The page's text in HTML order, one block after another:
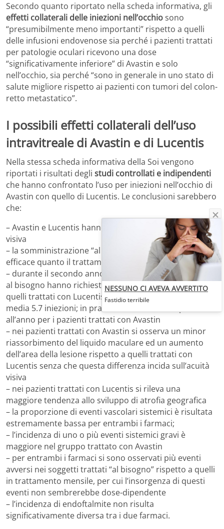
Secondo quanto riportato nella scheda informativa, gli
effetti collaterali delle iniezioni nell’occhiosono
“presumibilmente meno importanti” rispetto a quelli
delle infusioni endovenose sia perché i pazienti trattati
per patologie oculari ricevono una dose
“significativamente inferiore” di Avastin e solo
nell’occhio, sia perché “sono in generale in uno stato di
salute migliore rispetto ai pazienti con tumori del colon-
retto metastatico”.
I possibili effetti collaterali dell’uso
intravitreale di Avastin e di Lucentis
Nella stessa scheda informativa della Soi vengono
riportati i risultati degli studi controllati e indipendenti
che hanno confrontato l’uso per iniezioni nell’occhio di
Avastin con quello di Lucentis. Le conclusioni sarebbero
che:
– Avastin e Lucentis hanno effetti equivalenti sull’acuità
visiva
– la somministrazione “al bisogno” è sostanzialmente
efficace quanto il trattamento mensile
– durante il secondo anno, i pazienti trattati con Avastin
al bisogno hanno richiesto in media 6.8 iniezioni mentre
quelli trattati con Lucentis al bisogno hanno richiesto in
media 5.7 iniezioni; in pratica una iniezione in più
all’anno per i pazienti trattati con Avastin
– nei pazienti trattati con Avastin si osserva un minor
riassorbimento del liquido maculare ed un aumento
dell’area della lesione rispetto a quelli trattati con
Lucentis senza che questa differenza incida sull’acuità
visiva
– nei pazienti trattati con Lucentis si rileva una
maggiore tendenza allo sviluppo di atrofia geografica
– la proporzione di eventi vascolari sistemici è risultata
estremamente bassa per entrambi i farmaci;
– l’incidenza di uno o più eventi sistemici gravi è
maggiore nel gruppo trattato con Avastin
– per entrambi i farmaci si sono osservati più eventi
avversi nei soggetti trattati “al bisogno” rispetto a quelli
in trattamento mensile, per cui l’insorgenza di questi
eventi non sembrerebbe dose-dipendente
– l’incidenza di endoftalmite non risulta
significativamente diversa tra i due farmaci.
NESSUNO CI AVEVA AVVERTITO
Fastidio terribile